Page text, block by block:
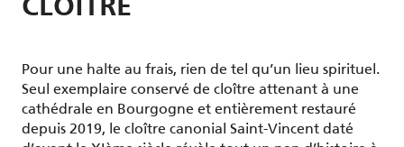
CLOÎTRE
Pour une halte au frais, rien de tel qu’un lieu spirituel.
Seul exemplaire conservé de cloître attenant à une
cathédrale en Bourgogne et entièrement restauré
depuis 2019, le cloître canonial Saint-Vincent daté